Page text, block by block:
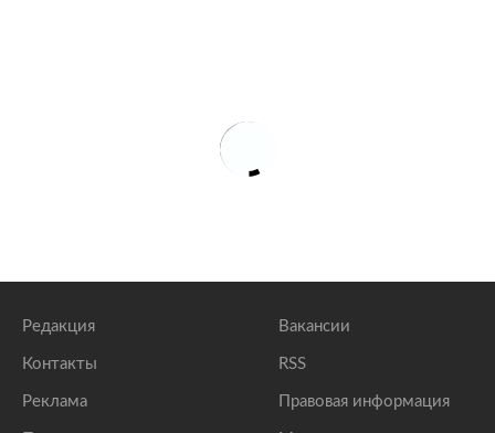
Редакция
Контакты
Реклама
Вакансии
RSS
Правовая информация